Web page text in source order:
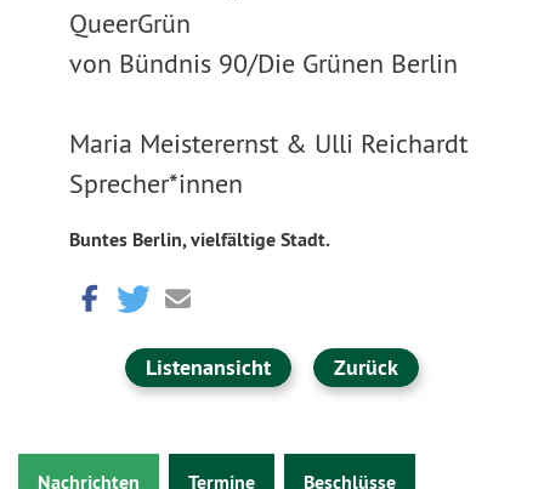
QueerGrün
von Bündnis 90/Die Grünen Berlin
Maria Meisterernst & Ulli Reichardt
Sprecher*innen
Buntes Berlin, vielfältige Stadt.
Listenansicht Zurück
Nachrichten Termine Beschlüsse